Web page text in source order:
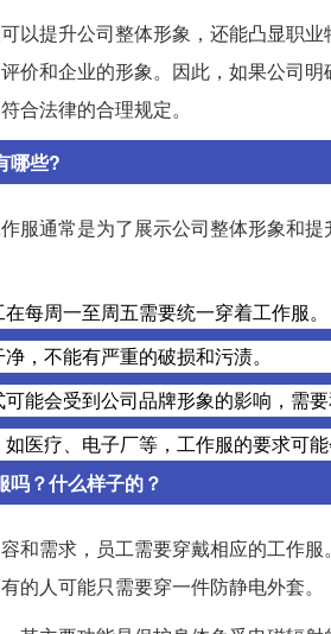
以提升公司整体形象，还能凸显职
价和企业的形象。因此，如果公司
合法律的合理规定。
哪些?
服通常是为了展示公司整体形象和
每周一至周五需要统一穿着工作服。
，不能有严重的破损和污渍。
能会受到公司品牌形象的影响，需要
医疗、电子厂等，工作服的要求可
吗？什么样子的？
和需求，员工需要穿戴相应的工作
的人可能只需要穿一件防静电外套。